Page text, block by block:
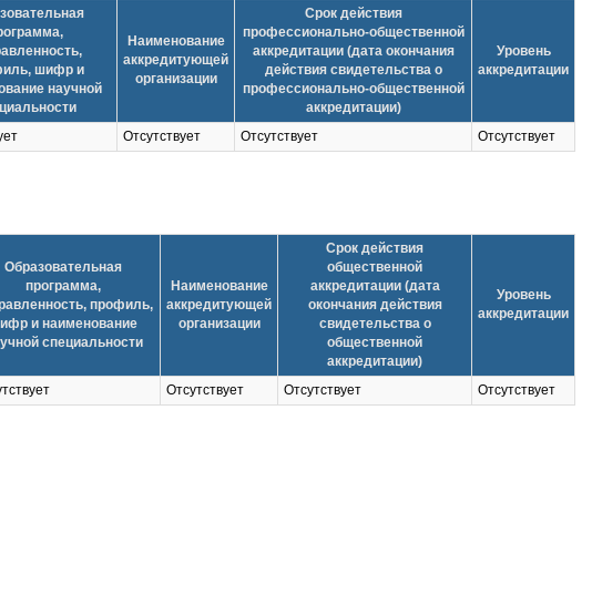
шифр и
научной
Наименование
аккредитующей
организации
Срок действия
профессионально-общественной
аккредитации (дата окончания
действия свидетельства о
профессионально-общественной
аккредитации)
Уровень
аккредитации
Отсутствует Отсутствует Отсутствует
Образовательная
программа,
профиль,
и наименование
специальности
Наименование
аккредитующей
организации
Срок действия
общественной
аккредитации (дата
окончания действия
свидетельства о
общественной
аккредитации)
Уровень
аккредитации
Отсутствует Отсутствует Отсутствует